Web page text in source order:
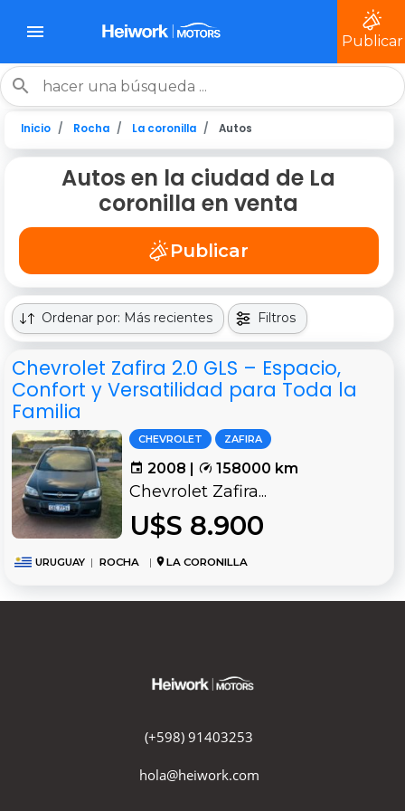
Publicar
Inicio Rocha La coronilla Autos
Autos en la ciudad de La
coronilla en venta
Publicar
Ordenar por: Más recientes Filtros
Chevrolet Zafira 2.0 GLS – Espacio,
Confort y Versatilidad para Toda la
Familia
CHEVROLET ZAFIRA
2008 | 158000 km
Chevrolet Zafira...
U$S 8.900
URUGUAY | ROCHA | LA CORONILLA
(+598) 91403253
hola@heiwork.com